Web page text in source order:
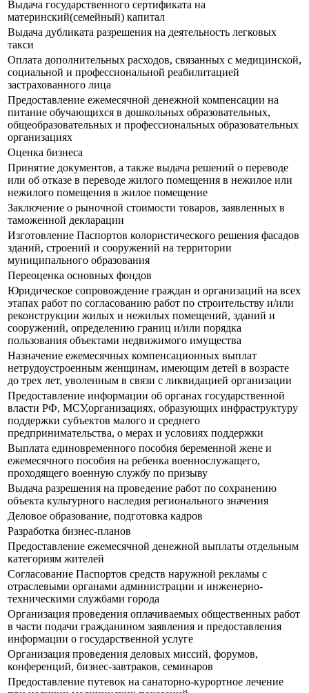
Выдача государственного сертификата на
материнский(семейный) капитал
Выдача дубликата разрешения на деятельность легковых
такси
Оплата дополнительных расходов, связанных с медицинской,
социальной и профессиональной реабилитацией
застрахованного лица
Предоставление ежемесячной денежной компенсации на
питание обучающихся в дошкольных образовательных,
общеобразовательных и профессиональных образовательных
организациях
Оценка бизнеса
Принятие документов, а также выдача решений о переводе
или об отказе в переводе жилого помещения в нежилое или
нежилого помещения в жилое помещение
Заключение о рыночной стоимости товаров, заявленных в
таможенной декларации
Изготовление Паспортов колористического решения фасадов
зданий, строений и сооружений на территории
муниципального образования
Переоценка основных фондов
Юридическое сопровождение граждан и организаций на всех
этапах работ по согласованию работ по строительству и/или
реконструкции жилых и нежилых помещений, зданий и
сооружений, определению границ и/или порядка
пользования объектами недвижимого имущества
Назначение ежемесячных компенсационных выплат
нетрудоустроенным женщинам, имеющим детей в возрасте
до трех лет, уволенным в связи с ликвидацией организации
Предоставление информации об органах государственной
власти РФ, МСУ,организациях, образующих инфраструктуру
поддержки субъектов малого и среднего
предпринимательства, о мерах и условиях поддержки
Выплата единовременного пособия беременной жене и
ежемесячного пособия на ребенка военнослужащего,
проходящего военную службу по призыву
Выдача разрешения на проведение работ по сохранению
объекта культурного наследия регионального значения
Деловое образование, подготовка кадров
Разработка бизнес-планов
Предоставление ежемесячной денежной выплаты отдельным
категориям жителей
Согласование Паспортов средств наружной рекламы с
отраслевыми органами администрации и инженерно-
техническими службами города
Организация проведения оплачиваемых общественных работ
в части подачи гражданином заявления и предоставления
информации о государственной услуге
Организация проведения деловых миссий, форумов,
конференций, бизнес-завтраков, семинаров
Предоставление путевок на санаторно-курортное лечение